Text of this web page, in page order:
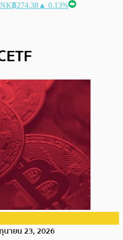
฿274.38 ▲ 0.13%
นายน 23, 2026